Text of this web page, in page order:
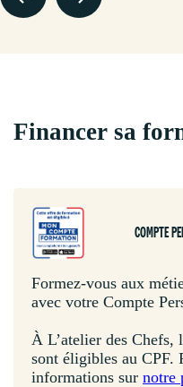
Financer sa
COMPTE
Formez-vous aux
avec votre Compte
À L’atelier des Chefs,
sont éligibles au CPF.
informations sur notre